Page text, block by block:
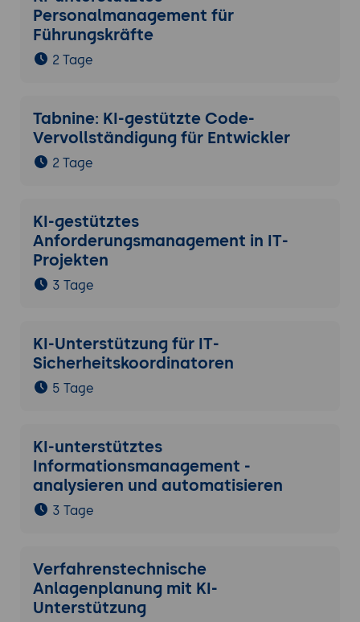
Personalmanagement für
Führungskräfte
2 Tage
Tabnine: KI-gestützte Code-
Vervollständigung für Entwickler
2 Tage
KI-gestütztes
Anforderungsmanagement in IT-
Projekten
3 Tage
KI-Unterstützung für IT-
Sicherheitskoordinatoren
5 Tage
KI-unterstütztes
Informationsmanagement -
analysieren und automatisieren
3 Tage
Verfahrenstechnische
Anlagenplanung mit KI-
Unterstützung